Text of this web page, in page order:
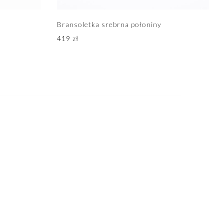
Bransoletka srebrna połoniny
419 zł